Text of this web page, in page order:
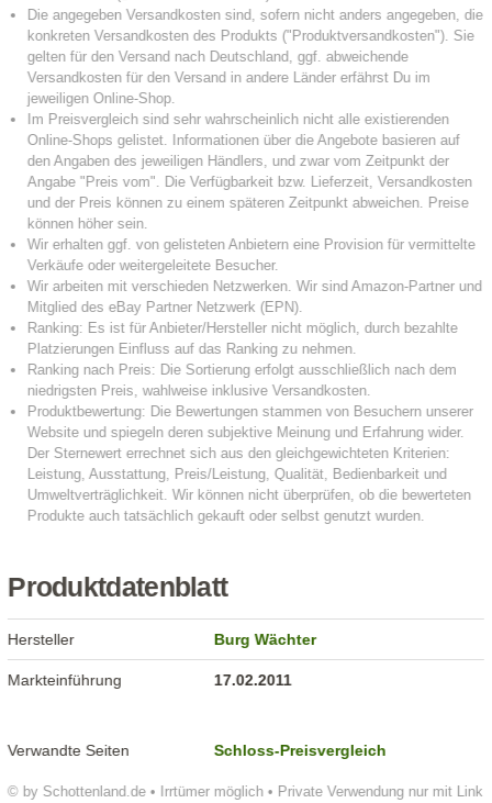
Produktdatenblatt
© by Schottenland.de • Irrtümer möglich • Private Verwendung nur mit Link
Hersteller Burg Wächter
Markteinführung 17.02.2011
Verwandte Seiten Schloss-Preisvergleich